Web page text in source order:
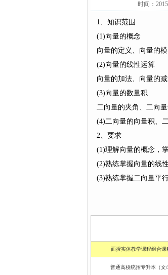
时间：
1、知识范围
(1)向量的概念
向量的定义、向量的
(2)向量的线性运算
向量的加法、向量的
(3)向量的数量积
二向量的夹角、二向
(4)二向量的向量积、
2、要求
(1)理解向量的概念，
(2)熟练掌握向量的线
(3)熟练掌握二向量平
面授实体教学课程组合课
普通高校统招专升本（文